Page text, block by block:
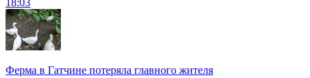
Ферма в Гатчине потеряла главного жителя